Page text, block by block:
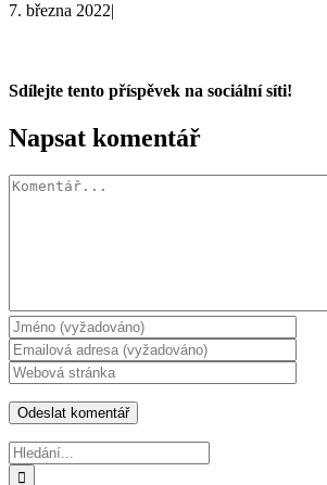
7. března 2022|
Sdílejte tento příspěvek na sociální síti!
Facebook
X
WhatsApp
Napsat komentář
Komentář
Hledat: